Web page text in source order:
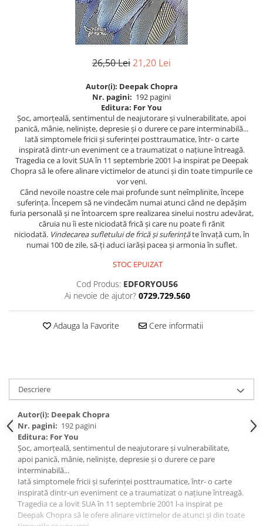
Manuale scolare/Cursuri
Politică/Geopolitică
Proză
Psihologie
Sociologie
Spiritualitate/Ezoterism
Sport
Stiinte/Educatie
26,50 Lei21,20 Lei
Autor(i): Deepak Chopra
Nr. pagini: 192 pagini
Editura: For You
Șoc, amorţeală, sentimentul de neajutorare şi vulnerabilitate, apoi
panică, mânie, nelinişte, depresie și o durere ce pare interminabilă...
Iată simptomele fricii și suferinței posttraumatice, într- o carte
inspirată dintr-un eveniment ce a traumatizat o națiune întreagă.
Tragedia ce a lovit SUA în 11 septembrie 2001 l-a inspirat pe Deepak
Chopra să le ofere alinare victimelor de atunci și din toate timpurile ce
vor veni.
Când nevoile noastre cele mai profunde sunt neîmplinite, începe
suferința. Începem să ne vindecăm numai atunci când ne depășim
furia personală și ne întoarcem spre realizarea sinelui nostru adevărat,
căruia nu îi este niciodată frică și care nu poate fi rănit
niciodată. Vindecarea sufletului de frică și suferințăte învață cum, în
numai 100 de zile, să-ți aduci iarăși pacea și armonia în suflet.
STOC EPUIZAT
Cod Produs: EDFORYOU56
Ai nevoie de ajutor? 0729.729.560
Adauga la Favorite Cere informatii
Descriere
Autor(i): Deepak Chopra
Nr. pagini: 192 pagini
Editura: For You
Șoc, amorţeală, sentimentul de neajutorare şi vulnerabilitate,
apoi panică, mânie, nelinişte, depresie și o durere ce pare
interminabilă...
Iată simptomele fricii și suferinței posttraumatice, într- o carte
inspirată dintr-un eveniment ce a traumatizat o națiune întreagă.
Tragedia ce a lovit SUA în 11 septembrie 2001 l-a inspirat pe
Deepak Chopra să le ofere alinare victimelor de atunci și din toate